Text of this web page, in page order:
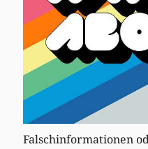
Falschinformationen